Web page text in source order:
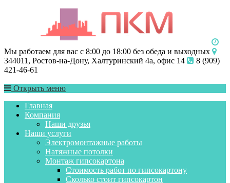
Мы работаем для вас с 8:00 до 18:00 без обеда и выходных
344011, Ростов-на-Дону, Халтуринский 4а, офис 14
8 (909)
421-46-61
Открыть меню
Главная
Компания
Наши друзья
Наши услуги
Электромонтажные работы
Натяжные потолки
Монтаж гипсокартона
Стоимость работ по гипсокартону
Сколько стоит гипсокартон